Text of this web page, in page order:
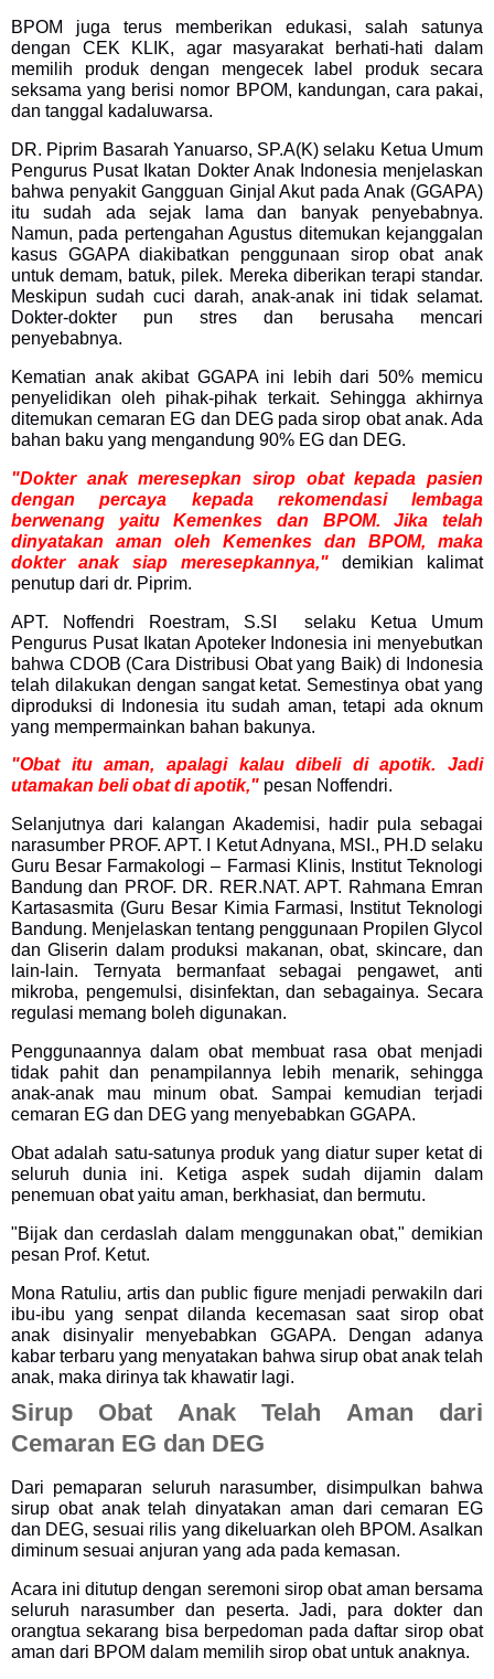
BPOM juga terus memberikan edukasi, salah satunya
dengan CEK KLIK, agar masyarakat berhati-hati dalam
memilih produk dengan mengecek label produk secara
seksama yang berisi nomor BPOM, kandungan, cara pakai,
dan tanggal kadaluwarsa.
DR. Piprim Basarah Yanuarso, SP.A(K) selaku Ketua Umum
Pengurus Pusat Ikatan Dokter Anak Indonesia menjelaskan
bahwa penyakit Gangguan Ginjal Akut pada Anak (GGAPA)
itu sudah ada sejak lama dan banyak penyebabnya.
Namun, pada pertengahan Agustus ditemukan kejanggalan
kasus GGAPA diakibatkan penggunaan sirop obat anak
untuk demam, batuk, pilek. Mereka diberikan terapi standar.
Meskipun sudah cuci darah, anak-anak ini tidak selamat.
Dokter-dokter pun stres dan berusaha mencari
penyebabnya.
Kematian anak akibat GGAPA ini lebih dari 50% memicu
penyelidikan oleh pihak-pihak terkait. Sehingga akhirnya
ditemukan cemaran EG dan DEG pada sirop obat anak. Ada
bahan baku yang mengandung 90% EG dan DEG.
"Dokter anak meresepkan sirop obat kepada pasien
dengan percaya kepada rekomendasi lembaga
berwenang yaitu Kemenkes dan BPOM. Jika telah
dinyatakan aman oleh Kemenkes dan BPOM, maka
dokter anak siap meresepkannya," demikian kalimat
penutup dari dr. Piprim.
APT. Noffendri Roestram, S.SI selaku Ketua Umum
Pengurus Pusat Ikatan Apoteker Indonesia ini menyebutkan
bahwa CDOB (Cara Distribusi Obat yang Baik) di Indonesia
telah dilakukan dengan sangat ketat. Semestinya obat yang
diproduksi di Indonesia itu sudah aman, tetapi ada oknum
yang mempermainkan bahan bakunya.
"Obat itu aman, apalagi kalau dibeli di apotik. Jadi
utamakan beli obat di apotik," pesan Noffendri.
Selanjutnya dari kalangan Akademisi, hadir pula sebagai
narasumber PROF. APT. I Ketut Adnyana, MSI., PH.D selaku
Guru Besar Farmakologi – Farmasi Klinis, Institut Teknologi
Bandung dan PROF. DR. RER.NAT. APT. Rahmana Emran
Kartasasmita (Guru Besar Kimia Farmasi, Institut Teknologi
Bandung. Menjelaskan tentang penggunaan Propilen Glycol
dan Gliserin dalam produksi makanan, obat, skincare, dan
lain-lain. Ternyata bermanfaat sebagai pengawet, anti
mikroba, pengemulsi, disinfektan, dan sebagainya. Secara
regulasi memang boleh digunakan.
Penggunaannya dalam obat membuat rasa obat menjadi
tidak pahit dan penampilannya lebih menarik, sehingga
anak-anak mau minum obat. Sampai kemudian terjadi
cemaran EG dan DEG yang menyebabkan GGAPA.
Obat adalah satu-satunya produk yang diatur super ketat di
seluruh dunia ini. Ketiga aspek sudah dijamin dalam
penemuan obat yaitu aman, berkhasiat, dan bermutu.
"Bijak dan cerdaslah dalam menggunakan obat," demikian
pesan Prof. Ketut.
Mona Ratuliu, artis dan public figure menjadi perwakiln dari
ibu-ibu yang senpat dilanda kecemasan saat sirop obat
anak disinyalir menyebabkan GGAPA. Dengan adanya
kabar terbaru yang menyatakan bahwa sirup obat anak telah
anak, maka dirinya tak khawatir lagi.
Sirup Obat Anak Telah Aman dari
Cemaran EG dan DEG
Dari pemaparan seluruh narasumber, disimpulkan bahwa
sirup obat anak telah dinyatakan aman dari cemaran EG
dan DEG, sesuai rilis yang dikeluarkan oleh BPOM. Asalkan
diminum sesuai anjuran yang ada pada kemasan.
Acara ini ditutup dengan seremoni sirop obat aman bersama
seluruh narasumber dan peserta. Jadi, para dokter dan
orangtua sekarang bisa berpedoman pada daftar sirop obat
aman dari BPOM dalam memilih sirop obat untuk anaknya.